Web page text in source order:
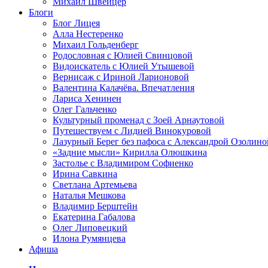
Блоги
Блог Лицея
Алла Нестеренко
Михаил Гольденберг
Родословная с Юлией Свинцовой
Видоискатель с Юлией Утышевой
Вернисаж с Ириной Ларионовой
Валентина Калачёва. Впечатления
Лариса Хенинен
Олег Гальченко
Культурный променад с Зоей Арнаутовой
Путешествуем с Лидией Винокуровой
Лазурный Берег без пафоса с Александрой
«Задние мысли» Кирилла Олюшкина
Застолье с Владимиром Софиенко
Ирина Савкина
Светлана Артемьева
Наталья Мешкова
Владимир Берштейн
Екатерина Габалова
Олег Липовецкий
Илона Румянцева
Афиша